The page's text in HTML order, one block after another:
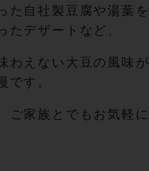
た自社製豆腐や湯葉
たデザートなど、
わえない大豆の風味
です。
ご家族とでもお気軽